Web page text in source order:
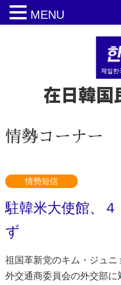
在日韓国
情勢コーナー
情勢短信
駐韓米大使館、
ず
祖国革新党のキム・ジュ
外交通商委員会の外交部
MENU